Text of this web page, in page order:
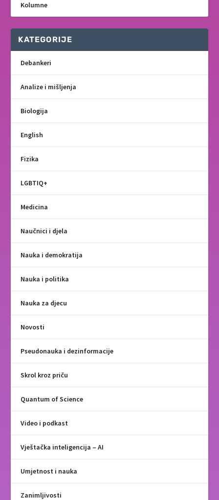
Kolumne
KATEGORIJE
Debankeri
Analize i mišljenja
Biologija
English
Fizika
LGBTIQ+
Medicina
Naučnici i djela
Nauka i demokratija
Nauka i politika
Nauka za djecu
Novosti
Pseudonauka i dezinformacije
Skrol kroz priču
Quantum of Science
Video i podkast
Vještačka inteligencija – AI
Umjetnost i nauka
Zanimljivosti